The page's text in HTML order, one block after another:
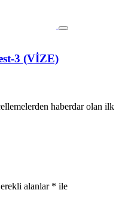
3 (VİZE)
haberdar olan ilk
alanlar * ile